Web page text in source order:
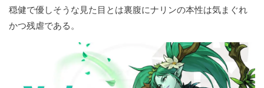
穏健で優しそうな見た目とは裏腹にナリンの本性は気まぐれ
かつ残虐である。